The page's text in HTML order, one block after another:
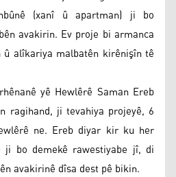
(xanî û apartman) ji bo
avakirin. Ev proje bi armanca
alîkariya malbatên kirênişîn tê
yê Hewlêrê Saman Ereb
ragihand, ji tevahiya projeyê, 6
ne. Ereb diyar kir ku her
ji bo demekê rawestiyabe jî, di
avakirinê dîsa dest pê bikin.